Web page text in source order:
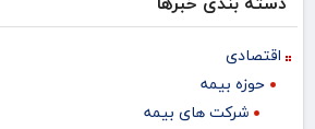
اقتصادی
حوزه بیمه
شرکت های بیمه